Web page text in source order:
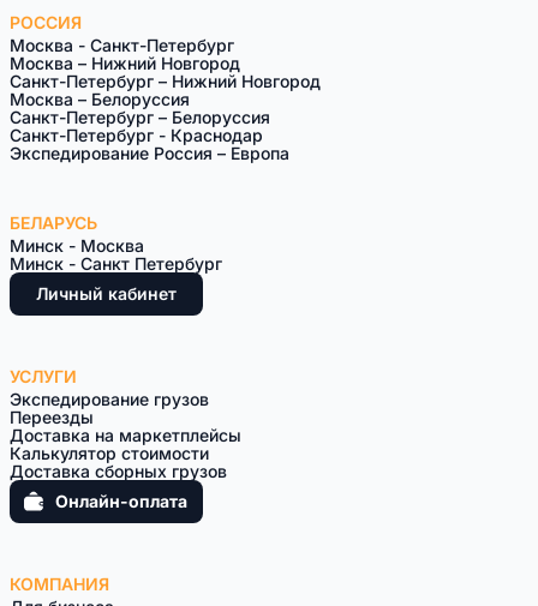
РОССИЯ
Москва - Санкт-Петербург
Москва – Нижний Новгород
Санкт-Петербург – Нижний Новгород
Москва – Белоруссия
Санкт-Петeрбург – Белоруссия
Санкт-Петербург - Краснодар
Экспедирование Россия – Европа
БЕЛАРУСЬ
Минск - Москва
Минск - Санкт Петербург
Личный кабинет
УСЛУГИ
Экспедирование грузов
Переезды
Доставка на маркетплейсы
Калькулятор стоимости
Доставка сборных грузов
Онлайн-оплата
КОМПАНИЯ